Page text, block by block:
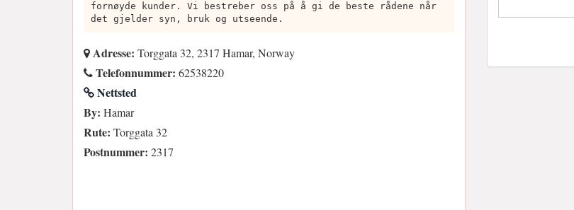
fornøyde kunder. Vi bestreber oss på å gi de beste rådene når
det gjelder syn, bruk og utseende.
Adresse: Torggata 32, 2317 Hamar, Norway
Telefonnummer: 62538220
Nettsted
By: Hamar
Rute: Torggata 32
Postnummer: 2317